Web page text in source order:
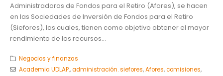
Administradoras de Fondos para el Retiro (Afores), se hacen
en las Sociedades de Inversión de Fondos para el Retiro
(Siefores), las cuales, tienen como objetivo obtener el mayor
rendimiento de los recursos...
Negocios y finanzas
Academia UDLAP.,administración. siefores,Afores,comisiones,